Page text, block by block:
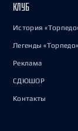
КЛУБ
История
Легенды «Торпедо»
Реклама
СДЮШОР
Контакты